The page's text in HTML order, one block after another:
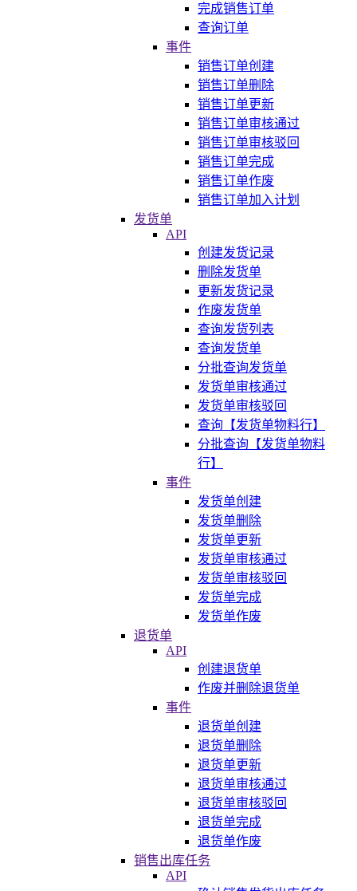
完成销售订单
查询订单
事件
销售订单创建
销售订单删除
销售订单更新
销售订单审核通过
销售订单审核驳回
销售订单完成
销售订单作废
销售订单加入计划
发货单
API
创建发货记录
删除发货单
更新发货记录
作废发货单
查询发货列表
查询发货单
分批查询发货单
发货单审核通过
发货单审核驳回
查询【发货单物料行】
分批查询【发货单物料
行】
事件
发货单创建
发货单删除
发货单更新
发货单审核通过
发货单审核驳回
发货单完成
发货单作废
退货单
API
创建退货单
作废并删除退货单
事件
退货单创建
退货单删除
退货单更新
退货单审核通过
退货单审核驳回
退货单完成
退货单作废
销售出库任务
API